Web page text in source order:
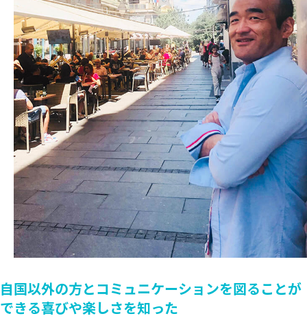
自国以外の方とコミュニケーションを図ることが
できる喜びや楽しさを知った